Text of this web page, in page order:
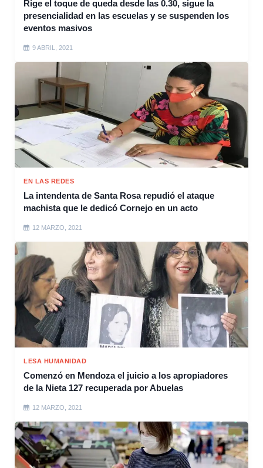
Rige el toque de queda desde las 0.30, sigue la
presencialidad en las escuelas y se suspenden los
eventos masivos
9 ABRIL, 2021
EN LAS REDES
La intendenta de Santa Rosa repudió el ataque
machista que le dedicó Cornejo en un acto
12 MARZO, 2021
LESA HUMANIDAD
Comenzó en Mendoza el juicio a los apropiadores
de la Nieta 127 recuperada por Abuelas
12 MARZO, 2021